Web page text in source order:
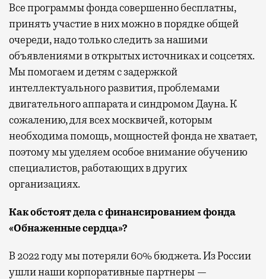
Все программы фонда совершенно бесплатны,
принять участие в них можно в порядке общей
очереди, надо только следить за нашими
объявлениями в открытых источниках и соцсетях.
Мы помогаем и детям с задержкой
интеллектуального развития, проблемами
двигательного аппарата и синдромом Дауна. К
сожалению, для всех москвичей, которым
необходима помощь, мощностей фонда не хватает,
поэтому мы уделяем особое внимание обучению
специалистов, работающих в других
организациях.
Как обстоят дела с финансированием фонда
«Обнаженные сердца»?
В 2022 году мы потеряли 60% бюджета. Из России
ушли наши корпоративные партнеры —